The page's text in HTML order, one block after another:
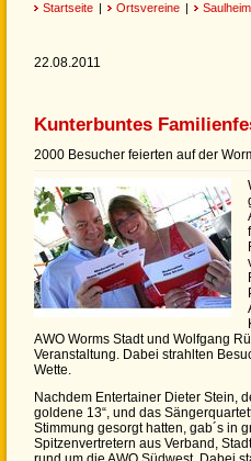
Startseite | Ortsvereine | Saulheim
22.08.2011
Kunterbuntes
2000 Besucher feierten auf der
AWO Worms Stadt und Wolfgang
Veranstaltung. Dabei strahlten
Wette.
Nachdem Entertainer Dieter Stein,
goldene 13“, und das
Stimmung gesorgt hatten, gab´s in
Spitzenvertretern aus Verband,